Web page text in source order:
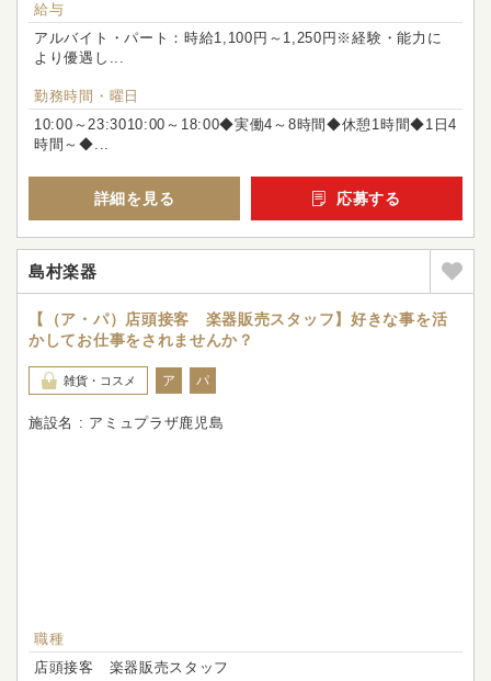
給与
アルバイト・パート：時給1,100円～1,250円※経験・能力に
より優遇し...
勤務時間・曜日
10:00～23:3010:00～18:00◆実働4～8時間◆休憩1時間◆1日4
時間～◆...
詳細を見る 応募する
島村楽器
【（ア・パ）店頭接客 楽器販売スタッフ】好きな事を活
かしてお仕事をされませんか？
雑貨・コスメ ア パ
施設名 : アミュプラザ鹿児島
職種
店頭接客 楽器販売スタッフ